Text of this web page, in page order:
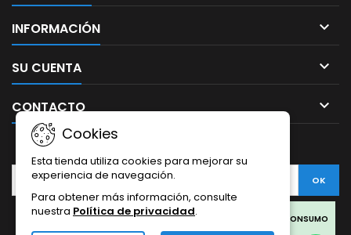
INFORMACIÓN 
SU CUENTA 
CONTACTO 
Cookies
Esta tienda utiliza cookies para mejorar su
experiencia de navegación.
Para obtener más información, consulte
nuestra Política de privacidad.
Facebook
Twitter
Rss LinkedIn
LOS PRODUCTOS SON SOLO PARA COLECCIONISMO Y NO PARA CONSUMO